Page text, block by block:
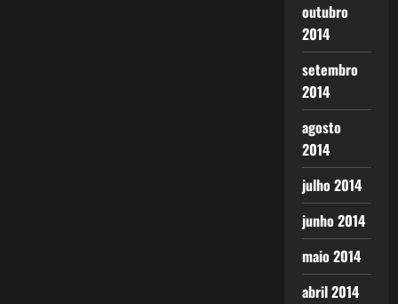
outubro
2014
setembro
2014
agosto
2014
julho 2014
junho 2014
maio 2014
abril 2014